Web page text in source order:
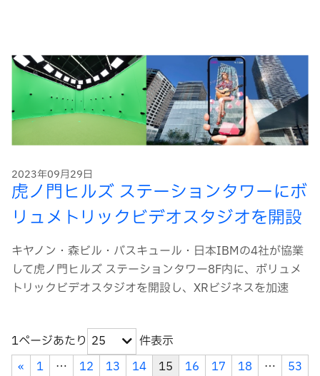
2023年09月29日
虎ノ門ヒルズ ステーションタワーにボ
リュメトリックビデオスタジオを開設
キヤノン・森ビル・バスキュール・日本IBMの4社が協業
して虎ノ門ヒルズ ステーションタワー8F内に、ボリュメ
トリックビデオスタジオを開設し、XRビジネスを加速
1ページあたり 25
件表示
«
1 … 12 13 14 15 16 17 18 …
53